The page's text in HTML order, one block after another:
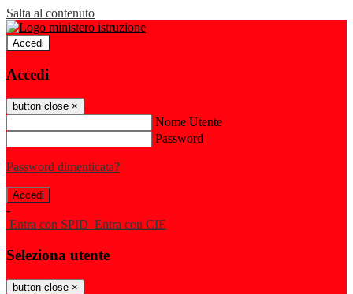
Salta al contenuto
Accedi
Accedi
button close ×
Nome Utente
Password
Password dimenticata?
-
Entra con SPID Entra con CIE
Seleziona utente
button close ×